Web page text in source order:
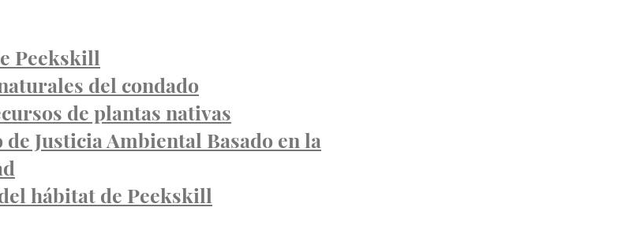
Peekskill
del condado
de plantas nativas
Justicia Ambiental Basado en la
hábitat de Peekskill